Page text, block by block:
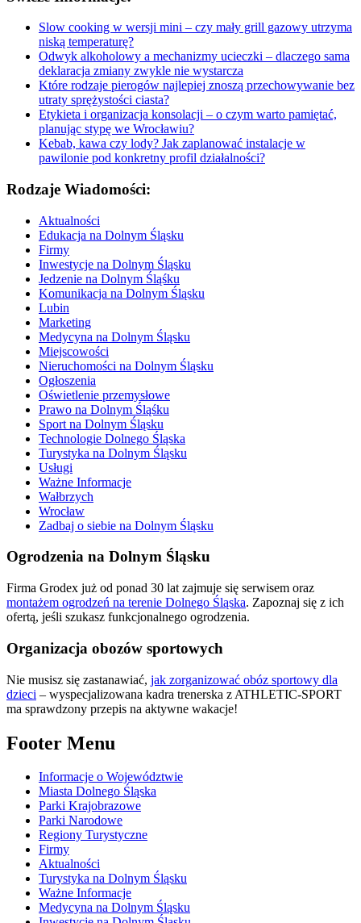
Slow cooking w wersji mini – czy mały grill gazowy utrzyma
niską temperaturę?
Odwyk alkoholowy a mechanizmy ucieczki – dlaczego sama
deklaracja zmiany zwykle nie wystarcza
Które rodzaje pierogów najlepiej znoszą przechowywanie bez
utraty sprężystości ciasta?
Etykieta i organizacja konsolacji – o czym warto pamiętać,
planując stypę we Wrocławiu?
Kebab, kawa czy lody? Jak zaplanować instalacje w
pawilonie pod konkretny profil działalności?
Rodzaje Wiadomości:
Aktualności
Edukacja na Dolnym Śląsku
Firmy
Inwestycje na Dolnym Śląsku
Jedzenie na Dolnym Śląśku
Komunikacja na Dolnym Śląsku
Lubin
Marketing
Medycyna na Dolnym Śląsku
Miejscowości
Nieruchomości na Dolnym Śląsku
Ogłoszenia
Oświetlenie przemysłowe
Prawo na Dolnym Śląśku
Sport na Dolnym Śląsku
Technologie Dolnego Śląska
Turystyka na Dolnym Śląsku
Usługi
Ważne Informacje
Wałbrzych
Wrocław
Zadbaj o siebie na Dolnym Śląsku
Ogrodzenia na Dolnym Śląsku
Firma Grodex już od ponad 30 lat zajmuje się serwisem oraz
montażem ogrodzeń na terenie Dolnego Śląska. Zapoznaj się z ich
ofertą, jeśli szukasz funkcjonalnego ogrodzenia.
Organizacja obozów sportowych
Nie musisz się zastanawiać, jak zorganizować obóz sportowy dla
dzieci – wyspecjalizowana kadra trenerska z ATHLETIC-SPORT
ma sprawdzony przepis na aktywne wakacje!
Footer Menu
Informacje o Województwie
Miasta Dolnego Śląska
Parki Krajobrazowe
Parki Narodowe
Regiony Turystyczne
Firmy
Aktualności
Turystyka na Dolnym Śląsku
Ważne Informacje
Medycyna na Dolnym Śląsku